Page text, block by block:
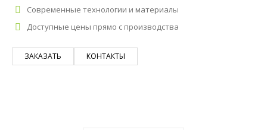
Современные технологии и материалы
Доступные цены прямо с производства
ЗАКАЗАТЬ КОНТАКТЫ